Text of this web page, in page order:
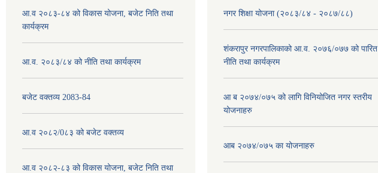
आ.व २०८३-८४ को विकास योजना, बजेट निति तथा
कार्यक्रम
आ.व. २०८३/८४ को नीति तथा कार्यक्रम
बजेट वक्तव्य 2083-84
आ.व २०८२/0८३ को बजेट वक्तव्य
आ.व २०८२-८३ को विकास योजना, बजेट निति तथा
नगर शिक्षा योजना (२०८३/८४ - २०८७/८८)
शंकरापुर नगरपालिकाको आ.व. २०७६/०७७ को पारित
नीति तथा कार्यक्रम
आ ब २०७४/०७५ को लागि विनियोजित नगर स्तरीय
योजनाहरु
आब २०७४/०७५ का योजनाहरु